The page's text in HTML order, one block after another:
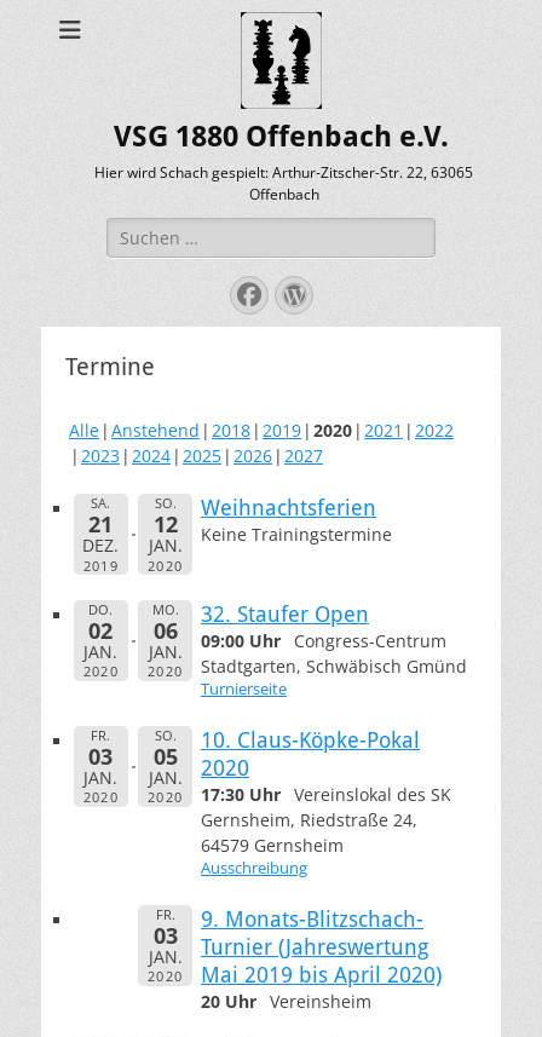
VSG 1880 Offenbach e.V.
Hier wird Schach gespielt: Arthur-Zitscher-Str. 22, 63065
Offenbach
Suche
nach:
Facebook
WordPress
Termine
Alle Anstehend 2018 2019 2020 2021
2022
2023 2024 2025 2026 2027
SA.
21
DEZ.
2019
SO.
12
JAN.
2020
Weihnachtsferien
Keine Trainingstermine
DO.
02
JAN.
2020
MO.
06
JAN.
2020
32. Staufer Open
09:00 Uhr
Congress-Centrum
Stadtgarten, Schwäbisch Gmünd
Turnierseite
FR.
03
JAN.
2020
SO.
05
JAN.
2020
10. Claus-Köpke-Pokal
2020
17:30 Uhr Vereinslokal des SK
Gernsheim, Riedstraße 24,
64579 Gernsheim
Ausschreibung
FR.
03
JAN.
2020
9. Monats-Blitzschach-
Turnier (Jahreswertung
Mai 2019 bis April 2020)
20 Uhr Vereinsheim